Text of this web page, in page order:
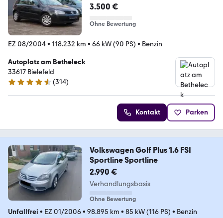
3.500 €
Ohne Bewertung
EZ 08/2004• 118.232 km • 66 kW (90 PS) • Benzin
Autoplatz am Betheleck
33617 Bielefeld
4.7 Sterne
(314)
Kontakt Parken
Volkswagen Golf Plus 1.6 FSI
Sportline Sportline
2.990 €
Verhandlungsbasis
Ohne Bewertung
Unfallfrei • EZ 01/2006• 98.895 km • 85 kW (116 PS) • Benzin